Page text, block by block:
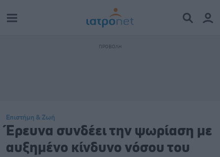
Επιστήμη & Ζωή
Έρευνα συνδέει την ψωρίαση με
αυξημένο κίνδυνο νόσου του